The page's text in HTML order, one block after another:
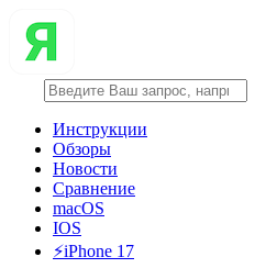
Инструкции
Обзоры
Новости
Сравнение
macOS
IOS
⚡️iPhone 17